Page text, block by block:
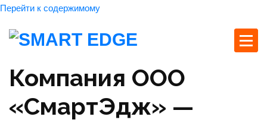
Перейти к содержимому
Компания ООО
«СмартЭдж» —